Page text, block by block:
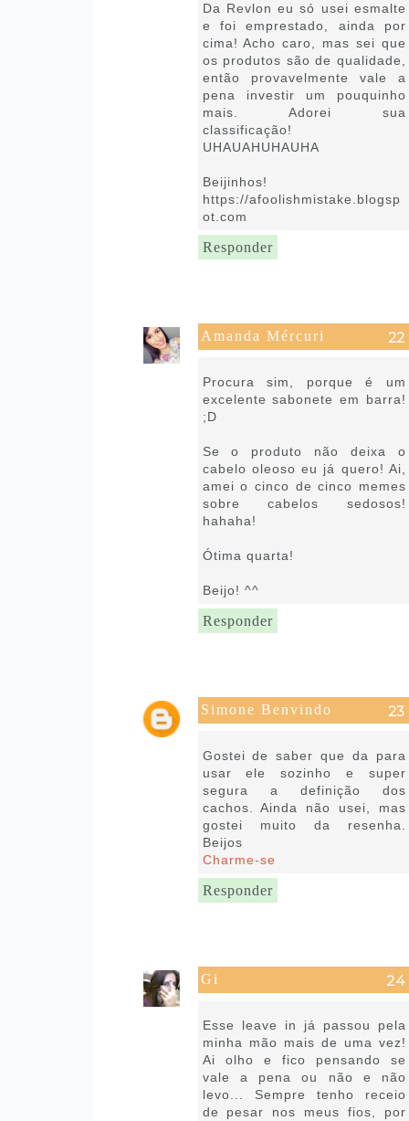
Da Revlon eu só usei esmalte
e foi emprestado, ainda por
cima! Acho caro, mas sei que
os produtos são de qualidade,
então provavelmente vale a
pena investir um pouquinho
mais. Adorei sua
classificação!
UHAUAHUHAUHA
Beijinhos!
https://afoolishmistake.blogsp
ot.com
Responder
Amanda Mércuri
Procura sim, porque é um
excelente sabonete em barra!
;D
Se o produto não deixa o
cabelo oleoso eu já quero! Ai,
amei o cinco de cinco memes
sobre cabelos sedosos!
hahaha!
Ótima quarta!
Beijo! ^^
Responder
Simone Benvindo
Gostei de saber que da para
usar ele sozinho e super
segura a definição dos
cachos. Ainda não usei, mas
gostei muito da resenha.
Beijos
Charme-se
Responder
Gi
Esse leave in já passou pela
minha mão mais de uma vez!
Ai olho e fico pensando se
vale a pena ou não e não
levo... Sempre tenho receio
de pesar nos meus fios, por